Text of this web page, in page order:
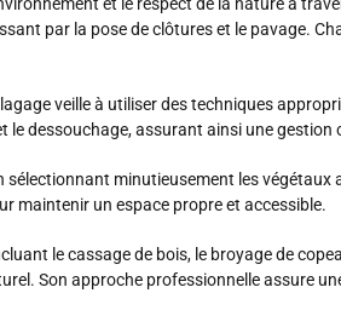
et le respect de la nature à
par la pose de clôtures et le pavage.
veille à utiliser des techniques
le dessouchage, assurant ainsi une gestion
minutieusement les
maintenir un espace propre et accessible.
le cassage de bois, le broyage de
Son approche professionnelle assure